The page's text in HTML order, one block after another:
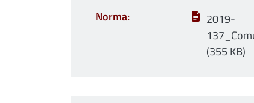
Norma
2019-
(355 KB)